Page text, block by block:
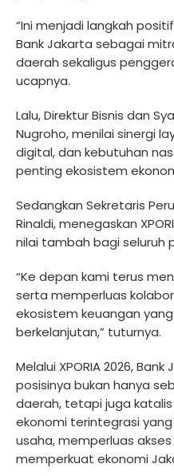
“Ini menjadi langkah
Bank Jakarta sebagai
daerah sekaligus
ucapnya.
Lalu, Direktur Bisnis dan
Nugroho, menilai sinergi
digital, dan kebutuhan
penting ekosistem
Sedangkan Sekretaris
Rinaldi, menegaskan
nilai tambah bagi seluruh
“Ke depan kami terus
serta memperluas
ekosistem keuangan
berkelanjutan,” tuturnya.
Melalui XPORIA 2026,
posisinya bukan hanya
daerah, tetapi juga
ekonomi terintegrasi
usaha, memperluas
memperkuat ekonomi